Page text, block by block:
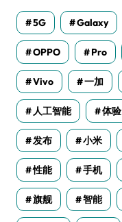
5G Galaxy
OPPO Pro
Vivo 一加
人工智能 体验
发布 小米
性能 手机
旗舰 智能